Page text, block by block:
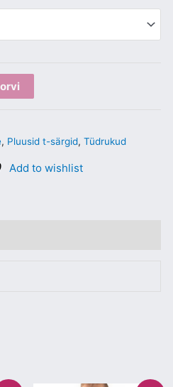
, Pluusid t-särgid, Tüdrukud
Add to wishlist